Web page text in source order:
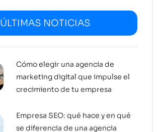
ÚLTIMAS NOTICIAS
Cómo elegir una agencia de
marketing digital que impulse el
crecimiento de tu empresa
Empresa SEO: qué hace y en qué
se diferencia de una agencia